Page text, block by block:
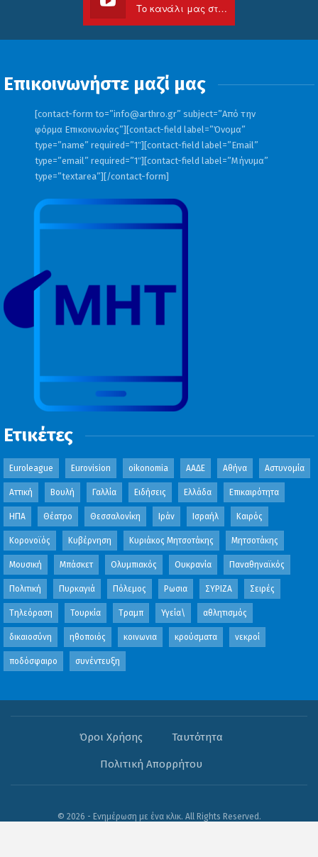
Το κανάλι μας στο Youtube
Επικοινωνήστε μαζί μας
[contact-form to=”info@arthro.gr” subject=”Από την
φόρμα Επικοινωνίας”][contact-field label=”Όνομα”
type=”name” required=”1″][contact-field label=”Email”
type=”email” required=”1″][contact-field label=”Μήνυμα”
type=”textarea”][/contact-form]
Ετικέτες
Euroleague Eurovision oikonomia ΑΑΔΕ Αθήνα Αστυνομία
Αττική Βουλή Γαλλία Ειδήσεις Ελλάδα Επικαιρότητα
ΗΠΑ Θέατρο Θεσσαλονίκη Ιράν Ισραήλ Καιρός
Κορονοϊός Κυβέρνηση Κυριάκος Μητσοτάκης Μητσοτάκης
Μουσική Μπάσκετ Ολυμπιακός Ουκρανία Παναθηναϊκός
Πολιτική Πυρκαγιά Πόλεμος Ρωσια ΣΥΡΙΖΑ Σειρές
Τηλεόραση Τουρκία Τραμπ Υγεία\ αθλητισμός
δικαιοσύνη ηθοποιός κοινωνια κρούσματα νεκροί
ποδόσφαιρο συνέντευξη
Όροι Χρήσης Ταυτότητα
Πολιτική Απορρήτου
© 2026 - Ενημέρωση με ένα κλικ. All Rights Reserved.